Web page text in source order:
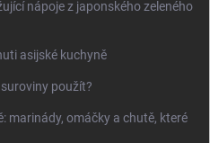
nápoje z japonského zeleného
asijské kuchyně
použít?
marinády, omáčky a chutě, které